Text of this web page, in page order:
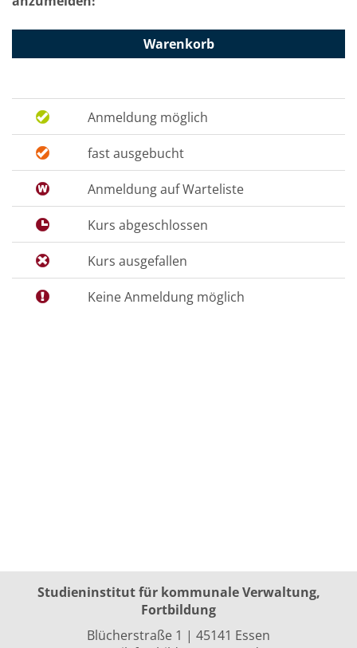
Warenkorb
Anmeldung möglich
fast ausgebucht
Anmeldung auf Warteliste
Kurs abgeschlossen
Kurs ausgefallen
Keine Anmeldung möglich
Studieninstitut für kommunale Verwaltung,
Fortbildung
Blücherstraße 1 | 45141 Essen